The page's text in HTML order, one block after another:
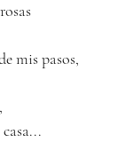
mis pasos,